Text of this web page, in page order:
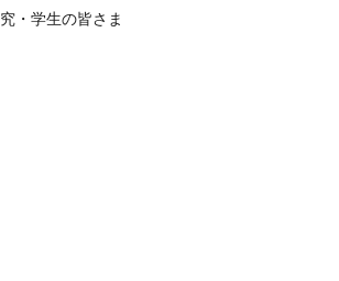
・学生の皆さま